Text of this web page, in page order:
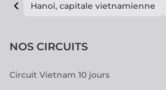
Hanoï, capitale vietnamienne
NOS CIRCUITS
Circuit Vietnam 10 jours